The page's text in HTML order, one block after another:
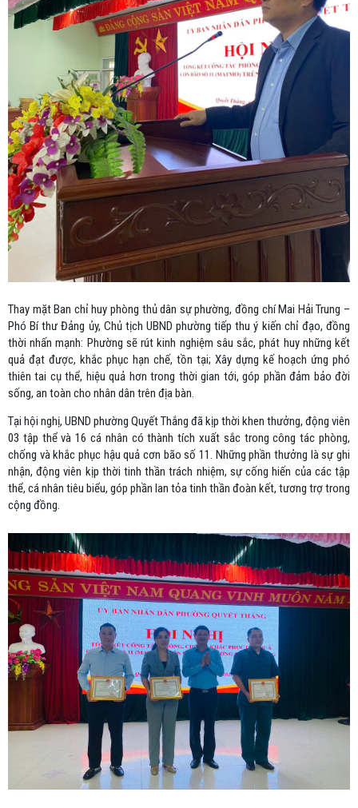
Thay mặt Ban chỉ huy phòng thủ dân sự phường, đồng chí Mai Hải Trung –
Phó Bí thư Đảng ủy, Chủ tịch UBND phường tiếp thu ý kiến chỉ đạo, đồng
thời nhấn mạnh: Phường sẽ rút kinh nghiệm sâu sắc, phát huy những kết
quả đạt được, khắc phục hạn chế, tồn tại; Xây dựng kế hoạch ứng phó
thiên tai cụ thể, hiệu quả hơn trong thời gian tới, góp phần đảm bảo đời
sống, an toàn cho nhân dân trên địa bàn.
Tại hội nghị, UBND phường Quyết Thắng đã kịp thời khen thưởng, động viên
03 tập thể và 16 cá nhân có thành tích xuất sắc trong công tác phòng,
chống và khắc phục hậu quả cơn bão số 11. Những phần thưởng là sự ghi
nhận, động viên kịp thời tinh thần trách nhiệm, sự cống hiến của các tập
thể, cá nhân tiêu biểu, góp phần lan tỏa tinh thần đoàn kết, tương trợ trong
cộng đồng.